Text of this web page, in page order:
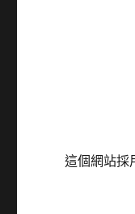
這個網站